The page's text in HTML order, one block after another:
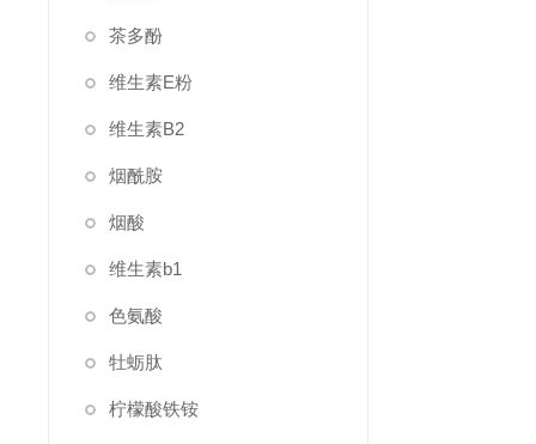
茶多酚
维生素E粉
维生素B2
烟酰胺
烟酸
维生素b1
色氨酸
牡蛎肽
柠檬酸铁铵